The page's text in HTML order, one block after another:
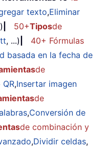
texto,Eliminar
50+Tiposde
, ...)
40+ Fórmulas
basada en la fecha de
de
,Insertar imagen
de
,Conversión de
de combinación y
,Dividir celdas,